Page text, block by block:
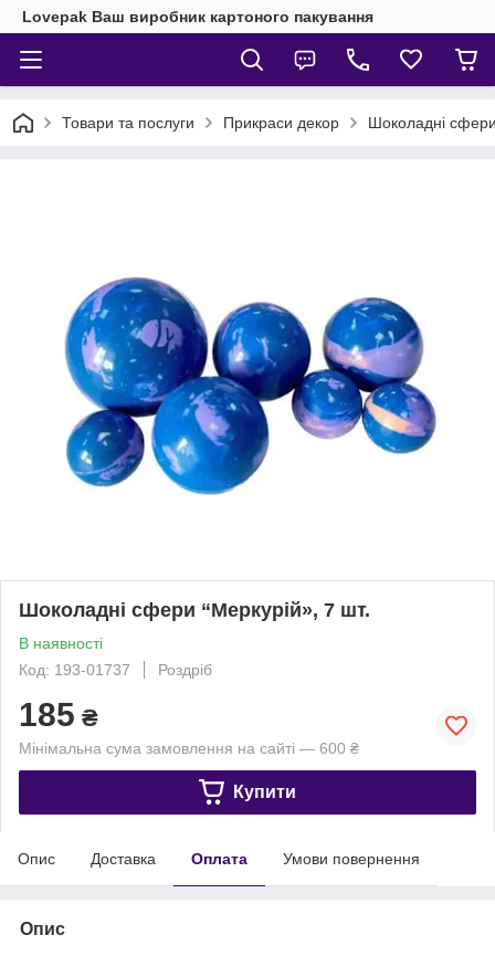
Lovepak Ваш виробник картоного пакування
Товари та послуги Прикраси декор Шоколадні
Шоколадні сфери “Меркурій», 7 шт.
В наявності
Код: 193-01737
Роздріб
185 ₴
Мінімальна сума замовлення на сайті — 600 ₴
Купити
Опис Доставка Оплата Умови повернення
Опис